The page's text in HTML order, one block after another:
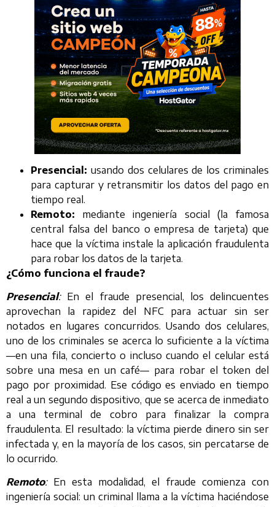
Presencial: usando dos celulares de los criminales
para capturar y retransmitir los datos del pago en
tiempo real.
Remoto: mediante ingeniería social (la famosa
central falsa del banco o empresa de tarjeta) que
hace que la víctima instale la aplicación fraudulenta
para robar los datos de la tarjeta.
¿Cómo funciona el fraude?
Presencial: En el fraude presencial, los delincuentes
aprovechan la rapidez del NFC para actuar sin ser
notados en lugares concurridos. Usando dos celulares,
uno de los criminales se acerca lo suficiente a la víctima
—en una fila, concierto o incluso cuando el celular está
sobre una mesa en un café— para robar el token del
pago por proximidad. Ese código es enviado en tiempo
real a un segundo dispositivo, que se acerca de inmediato
a una terminal de cobro para finalizar la compra
fraudulenta. El resultado: la víctima pierde dinero sin ser
infectada y, en la mayoría de los casos, sin percatarse de
lo ocurrido.
Remoto: En esta modalidad, el fraude comienza con
ingeniería social: un criminal llama a la víctima haciéndose